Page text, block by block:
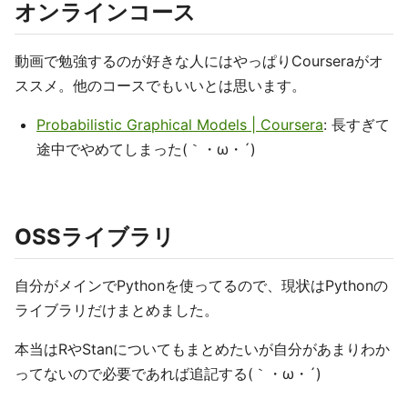
オンラインコース
動画で勉強するのが好きな人にはやっぱりCourseraがオ
ススメ。他のコースでもいいとは思います。
Probabilistic Graphical Models | Coursera: 長すぎて
途中でやめてしまった(｀・ω・´)
OSSライブラリ
自分がメインでPythonを使ってるので、現状はPythonの
ライブラリだけまとめました。
本当はRやStanについてもまとめたいが自分があまりわか
ってないので必要であれば追記する(｀・ω・´)